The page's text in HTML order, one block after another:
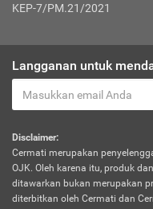
KEP-7/PM.21/2021
Langganan untuk
Disclaimer:
Cermati merupakan
OJK. Oleh karena itu, produk
ditawarkan bukan merupakan
diterbitkan oleh Cermati dan